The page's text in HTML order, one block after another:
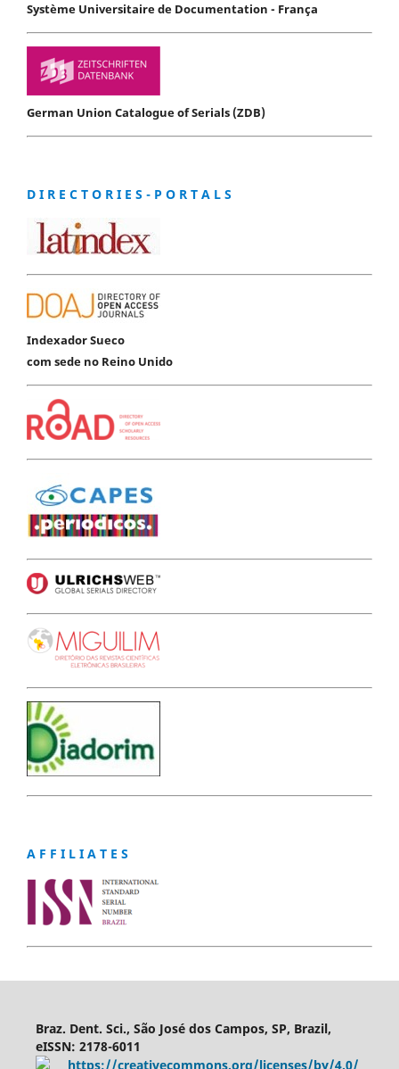
Système Universitaire de Documentation - França
German Union Catalogue of Serials (ZDB)
D I R E C T O R I E S - P O R T A L S
Indexador Sueco
com sede no Reino Unido
A F F I L I A T E S
Braz. Dent. Sci., São José dos Campos, SP, Brazil,
eISSN: 2178-6011
https://creativecommons.org/licenses/by/4.0/